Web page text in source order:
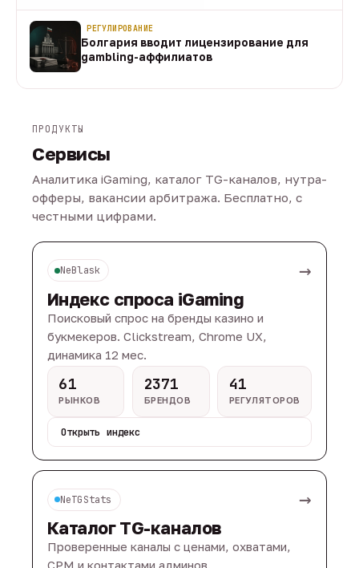
РЕГУЛИРОВАНИЕ
Болгария вводит лицензирование для
gambling-аффилиатов
ПРОДУКТЫ
Сервисы
Аналитика iGaming, каталог TG-каналов, нутра-
офферы, вакансии арбитража. Бесплатно, с
честными цифрами.
NeBlask →
Индекс спроса iGaming
Поисковый спрос на бренды казино и
букмекеров. Clickstream, Chrome UX,
динамика 12 мес.
61
РЫНКОВ
2371
БРЕНДОВ
41
РЕГУЛЯТОРОВ
Открыть индекс
NeTGStats →
Каталог TG-каналов
Проверенные каналы с ценами, охватами,
CPM и контактами админов.